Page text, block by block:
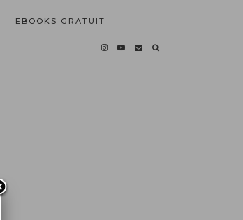
EBOOKS GRATUIT